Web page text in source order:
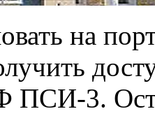
на
ПСИ-3.